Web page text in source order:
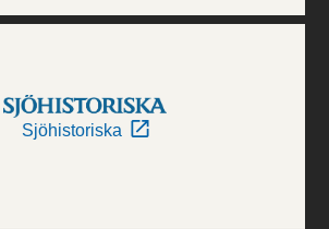
Sjöhistoriska